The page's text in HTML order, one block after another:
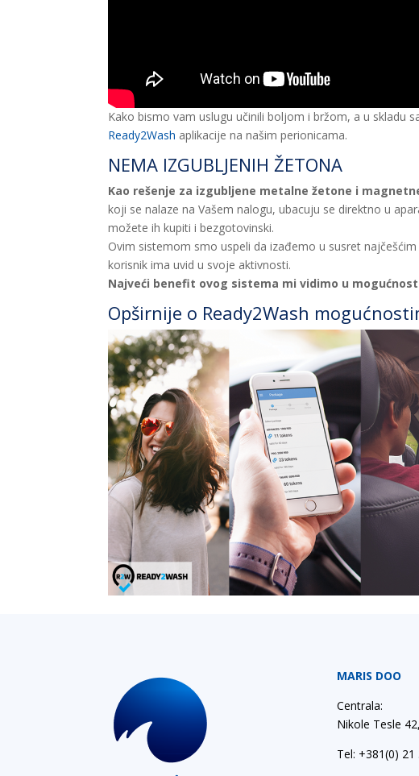
Kako bismo vam uslugu učinili boljom i bržom, a u skladu
Ready2Wash aplikacije na našim perionicama.
NEMA IZGUBLJENIH ŽETONA
Kao rešenje za izgubljene metalne žetone i
koji se nalaze na Vašem nalogu, ubacuju se direktno u
možete ih kupiti i bezgotovinski.
Ovim sistemom smo uspeli da izađemo u susret
korisnik ima uvid u svoje aktivnosti.
Najveći benefit ovog sistema mi vidimo u
Opširnije o Ready2Wash
MARIS DOO
Centrala:
Nikole Tesle
Tel: +381(0) 21